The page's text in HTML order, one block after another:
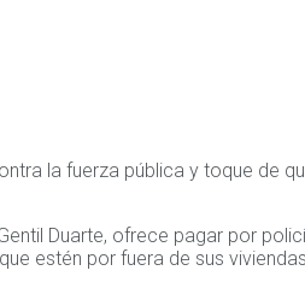
la fuerza pública y toque de
Duarte, ofrece pagar por
estén por fuera de sus